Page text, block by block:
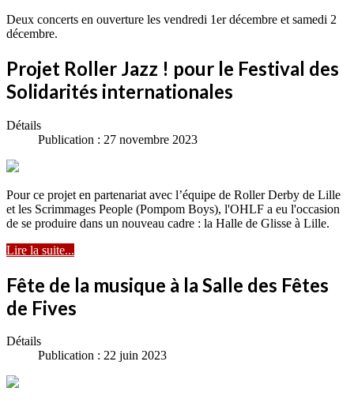
Deux concerts en ouverture les vendredi 1er décembre et samedi 2
décembre.
Projet Roller Jazz ! pour le Festival des
Solidarités internationales
Détails
Publication : 27 novembre 2023
Pour ce projet en partenariat avec l’équipe de Roller Derby de Lille
et les Scrimmages People (Pompom Boys), l'OHLF a eu l'occasion
de se produire dans un nouveau cadre : la Halle de Glisse à Lille.
Lire la suite...
Fête de la musique à la Salle des Fêtes
de Fives
Détails
Publication : 22 juin 2023